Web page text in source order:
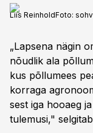
Liis ReinholdFoto:
„Lapsena nägin
nõudlik ala
kus põllumees
korraga
sest iga hooaeg
tulemusi,"